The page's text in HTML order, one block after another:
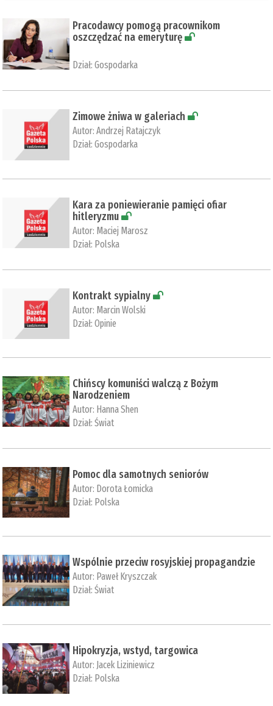
Pracodawcy pomogą pracownikom
oszczędzać na emeryturę
Dział:Gospodarka
Zimowe żniwa w galeriach
Autor:Andrzej Ratajczyk
Dział:Gospodarka
​Kara za poniewieranie pamięci ofiar
hitleryzmu
Autor: Maciej Marosz
Dział: Polska
Kontrakt sypialny
Autor: Marcin Wolski
Dział:Opinie
Chińscy komuniści walczą z Bożym
Narodzeniem
Autor: Hanna Shen
Dział:Świat
Pomoc dla samotnych seniorów
Autor: Dorota Łomicka
Dział: Polska
Wspólnie przeciw rosyjskiej propagandzie
Autor: Paweł Kryszczak
Dział:Świat
Hipokryzja, wstyd, targowica
Autor: Jacek Liziniewicz
Dział: Polska